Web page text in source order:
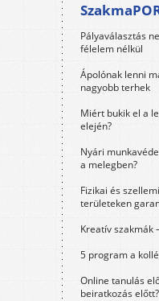
Pályaválasztás
félelem nélkül
Ápolónak lenni
nagyobb terhek
Miért bukik el a
elején?
Nyári
a melegben?
Fizikai és
területeken
Kreatív szakmák
5 program a
Online tanulás
beiratkozás előtt?